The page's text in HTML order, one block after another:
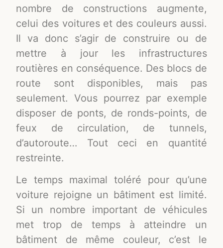
nombre de constructions augmente,
celui des voitures et des couleurs aussi.
Il va donc s’agir de construire ou de
mettre à jour les infrastructures
routières en conséquence. Des blocs de
route sont disponibles, mais pas
seulement. Vous pourrez par exemple
disposer de ponts, de ronds-points, de
feux de circulation, de tunnels,
d’autoroute… Tout ceci en quantité
restreinte.
Le temps maximal toléré pour qu’une
voiture rejoigne un bâtiment est limité.
Si un nombre important de véhicules
met trop de temps à atteindre un
bâtiment de même couleur, c’est le